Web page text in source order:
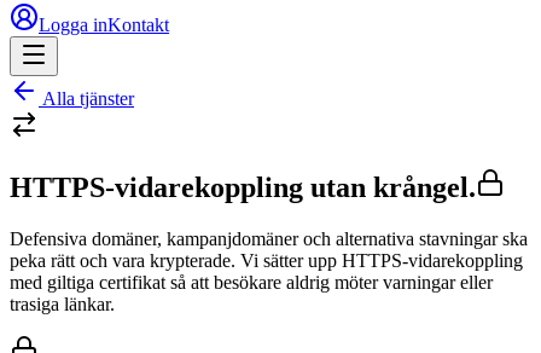
Logga inKontakt
Alla tjänster
HTTPS-vidarekoppling utan krångel.
Defensiva domäner, kampanjdomäner och alternativa stavningar ska
peka rätt och vara krypterade. Vi sätter upp HTTPS-vidarekoppling
med giltiga certifikat så att besökare aldrig möter varningar eller
trasiga länkar.